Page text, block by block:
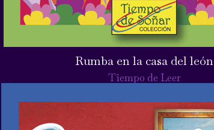
Rumba en la casa del león
Tiempo de Leer